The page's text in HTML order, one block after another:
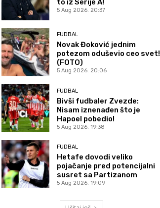
to iz Serije A!
5 Aug 2026. 20:37
FUDBAL
Novak Đoković jednim
potezom oduševio ceo svet!
(FOTO)
5 Aug 2026. 20:06
FUDBAL
Bivši fudbaler Zvezde:
Nisam iznenađen što je
Hapoel pobedio!
5 Aug 2026. 19:38
FUDBAL
Hetafe dovodi veliko
pojačanje pred potencijalni
susret sa Partizanom
5 Aug 2026. 19:09